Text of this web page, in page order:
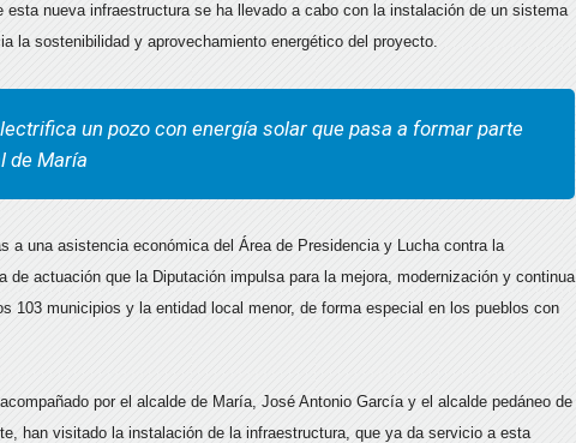
nueva infraestructura se ha llevado a cabo con la instalación de un sistema
la sostenibilidad y aprovechamiento energético del proyecto.
un pozo con energía solar que pasa a formar parte
de María
a una asistencia económica del Área de Presidencia y Lucha contra la
de actuación que la Diputación impulsa para la mejora, modernización y continua
103 municipios y la entidad local menor, de forma especial en los pueblos con
por el alcalde de María, José Antonio García y el alcalde pedáneo de
han visitado la instalación de la infraestructura, que ya da servicio a esta